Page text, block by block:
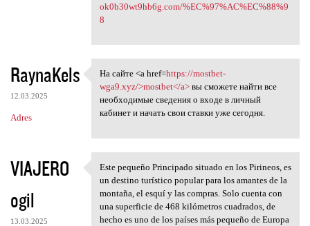
ok0b30wt9hb6g.com/%EC%97%AC%EC%88%9
8
RaynaKels
12.03.2025
Adres
На сайте <a href=https:/
На сайте <a href=https://mostbet-
wga9.xyz/>mostbet</a>вы сможете найти все
необходимые сведения о входе в личный
кабинет и начать свои ставки уже сегодня.
VIAJERO
ogil
13.03.2025
Este pequeño Principado
Este pequeño Principado situado en los Pirineos, es
un destino turístico popular para los amantes de la
montaña, el esquí y las compras. Solo cuenta con
una superficie de 468 kilómetros cuadrados, de
hecho es uno de los países más pequeño de Europa